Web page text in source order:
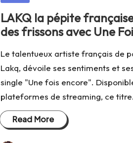
LAKQ la pépite
des frissons avec Une
Le talentueux artiste français de
Lakq, dévoile ses sentiments et
single "Une fois encore".
plateformes de streaming, ce
Read More